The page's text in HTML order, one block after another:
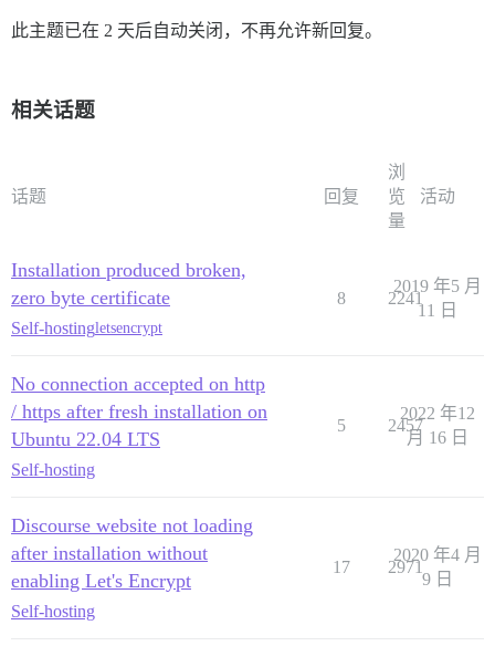
此主题已在 2 天后自动关闭，不再允许新回复。
相关话题
话题 回复
浏
览
量
活动
Installation produced broken,
zero byte certificate
Self-hostingletsencrypt
8 2241
2019 年5 月
11 日
No connection accepted on http
/ https after fresh installation on
Ubuntu 22.04 LTS
Self-hosting
5 2457
2022 年12
月 16 日
Discourse website not loading
after installation without
enabling Let's Encrypt
Self-hosting
17 2971
2020 年4 月
9 日